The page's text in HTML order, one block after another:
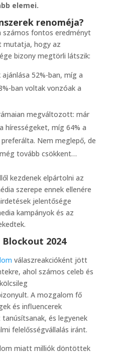
elemei.
renoméja?
számos fontos eredményt
mutatja, hogy az
bizony megtörli látszik:
52%-ban, míg a
ban voltak vonzóak a
megváltozott: már
hírességeket, míg 64% a
Nem meglepő, de
tovább csökkent…
kezdenek elpártolni az
szerepe ennek ellenére
jelentősége
kampányok és az
2024
válaszreakcióként jött
ahol számos celeb és
A mozgalom fő
és influencerek
és legyenek
felelősségvállalás iránt.
miatt milliók döntöttek